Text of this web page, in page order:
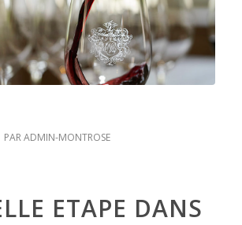
PARADMIN-MONTROSE
ETAPE DANS